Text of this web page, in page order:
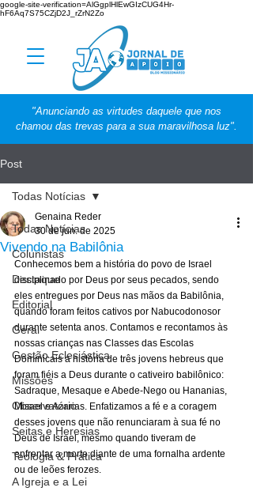
google-site-verification=AlGgplHlEwGIzCUG4Hr-
hF6Aq7S75CZjD2J_rZrN2Zo
"Anunciando as virtudes daquele que nos
chamou das trevas para a sua maravilhosa luz".
Post
Todas Notícias
Colunistas
Destaque
Editorial
Geral
Gestão Eclesiástica
Missões
Observatório
Seitas e Heresias
Teologia & Prática
A Igreja e a Lei
Todas Notícias
Vivendo na Babilônia
Genaina Reder
30 de jun. de 2025
Conhecemos bem a história do povo de Israel
disciplinado por Deus por seus pecados, sendo
eles entregues por Deus nas mãos da Babilônia,
quando foram feitos cativos por Nabucodonosor
durante setenta anos. Contamos e recontamos às
nossas crianças nas Classes das Escolas
Dominicais a história de três jovens hebreus que
foram fiéis a Deus durante o cativeiro babilônico:
Sadraque, Mesaque e Abede-Nego ou Hananias,
Misael e Azarias. Enfatizamos a fé e a coragem
desses jovens que não renunciaram à sua fé no
Deus de Israel, mesmo quando tiveram de
enfrentar a morte diante de uma fornalha ardente
ou de leões ferozes.